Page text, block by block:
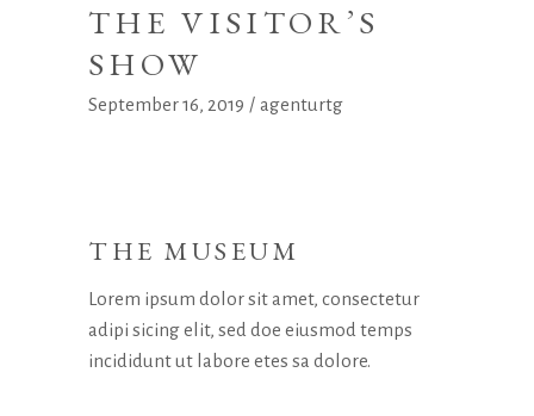
THE VISITOR’S
SHOW
September 16, 2019 agenturtg
THE MUSEUM
Lorem ipsum dolor sit amet, consectetur
adipi sicing elit, sed doe eiusmod temps
incididunt ut labore etes sa dolore.